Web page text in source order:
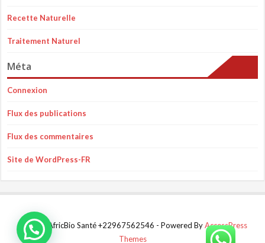
Recette Naturelle
Traitement Naturel
Méta
Connexion
Flux des publications
Flux des commentaires
Site de WordPress-FR
© 2023 AfricBio Santé +22967562546 - Powered ByAccessPress
Themes